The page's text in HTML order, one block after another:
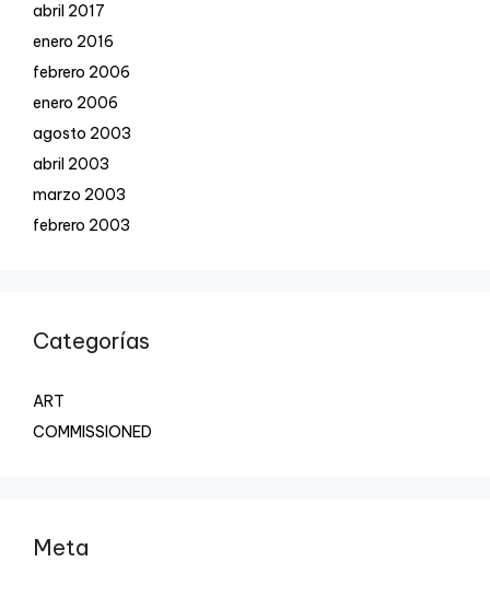
abril 2017
enero 2016
febrero 2006
enero 2006
agosto 2003
abril 2003
marzo 2003
febrero 2003
Categorías
ART
COMMISSIONED
Meta